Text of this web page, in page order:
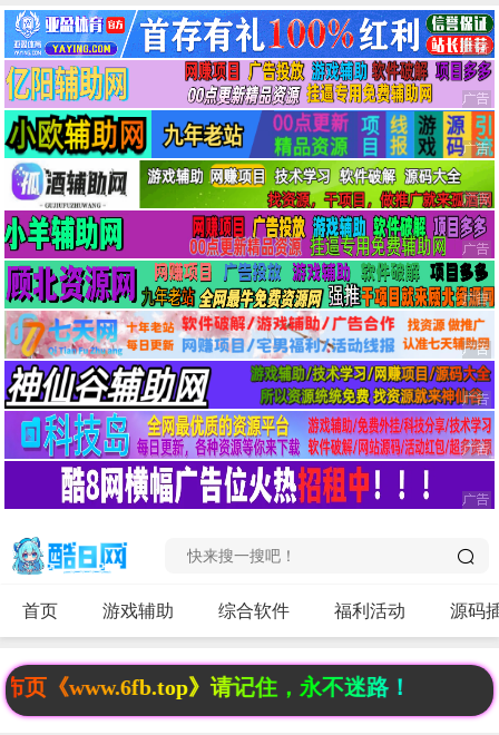
首页 游戏辅助 综合软件 福利活动 源码
《www.6fb.top》请记住，永不迷路！